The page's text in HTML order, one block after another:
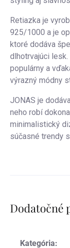
Retiazka je
925/1000 a je
ktoré dodáva
dlhotrvajúci
populárny a
výrazný módny
JONAS je
neho robí
minimalistický
súčasné trendy
Dodatočné
Kategória: